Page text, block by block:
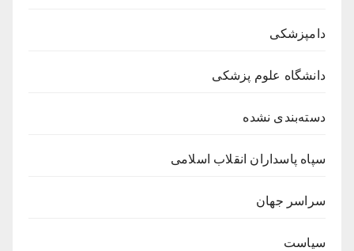
دامپزشکی
دانشگاه علوم پزشکی
دسته‌بندی نشده
سپاه پاسداران انقلاب اسلامی
سراسر جهان
سیاست